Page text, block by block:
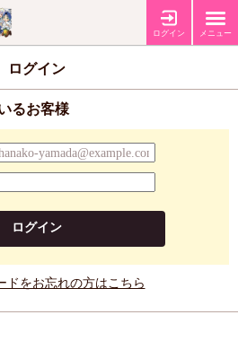
ログイン メニュー
ログイン
るお客様
ログイン
ドをお忘れの方はこちら